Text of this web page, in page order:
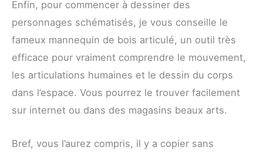
Enfin, pour commencer à dessiner des
personnages schématisés, je vous conseille le
fameux mannequin de bois articulé, un outil très
efficace pour vraiment comprendre le mouvement,
les articulations humaines et le dessin du corps
dans l’espace. Vous pourrez le trouver facilement
sur internet ou dans des magasins beaux arts.
Bref, vous l’aurez compris, il y a copier sans